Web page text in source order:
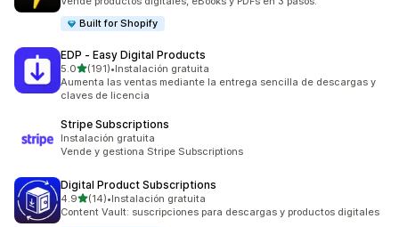
Built for Shopify
EDP ‑ Easy Digital Products
5.0de 5 estrellas
(191)
191 reseñas en total
•Instalación gratuita
Aumenta las ventas mediante la entrega sencilla de descargas y
claves de licencia
Stripe Subscriptions
Instalación gratuita
Vende y gestiona Stripe Subscriptions
Digital Product Subscriptions
4.9de 5 estrellas
(14)
14 reseñas en total
•Instalación gratuita
Content Vault: suscripciones para descargas y productos digitales